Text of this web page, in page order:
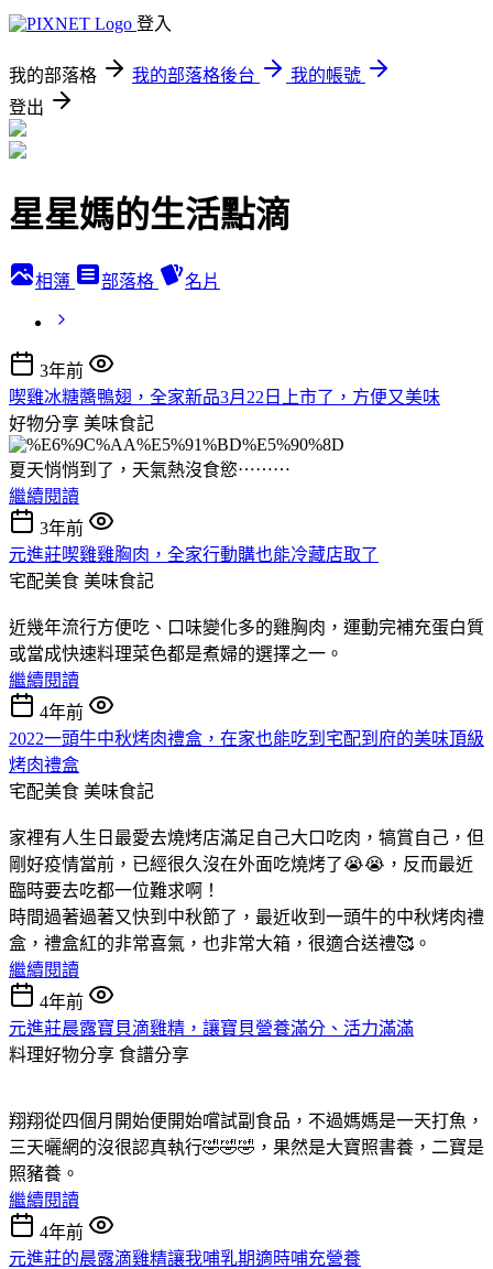
登入
我的部落格 我的部落格後台
我的帳號
登出
星星媽的生活點滴
相簿 部落格 名片
3年前
喫雞冰糖醬鴨翅，全家新品3月22日上市了，方便又美味
好物分享 美味食記
夏天悄悄到了，天氣熱沒食慾⋯⋯⋯
繼續閱讀
3年前
元進莊喫雞雞胸肉，全家行動購也能冷藏店取了
宅配美食 美味食記
近幾年流行方便吃、口味變化多的雞胸肉，運動完補充蛋白質
或當成快速料理菜色都是煮婦的選擇之一。
繼續閱讀
4年前
2022一頭牛中秋烤肉禮盒，在家也能吃到宅配到府的美味頂級
烤肉禮盒
宅配美食 美味食記
家裡有人生日最愛去燒烤店滿足自己大口吃肉，犒賞自己，但
剛好疫情當前，已經很久沒在外面吃燒烤了😭😭，反而最近
臨時要去吃都一位難求啊！
時間過著過著又快到中秋節了，最近收到一頭牛的中秋烤肉禮
盒，禮盒紅的非常喜氣，也非常大箱，很適合送禮🥰。
繼續閱讀
4年前
元進莊晨露寶貝滴雞精，讓寶貝營養滿分、活力滿滿
料理好物分享 食譜分享
翔翔從四個月開始便開始嚐試副食品，不過媽媽是一天打魚，
三天曬網的沒很認真執行🤣🤣🤣，果然是大寶照書養，二寶是
照豬養。
繼續閱讀
4年前
元進莊的晨露滴雞精讓我哺乳期適時哺充營養